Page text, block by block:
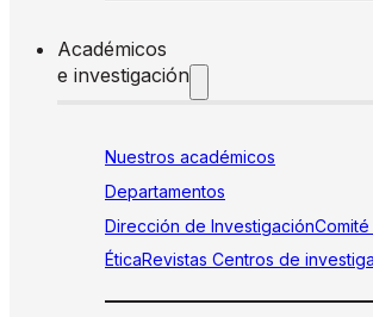
Académicos
e investigación
Nuestros académicos
Departamentos
Dirección de Investigación
ÉticaRevistas Centros de